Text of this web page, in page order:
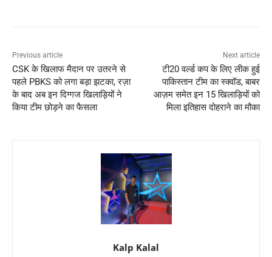
Previous article
CSK के खिलाफ मैदान पर उतरने से
पहले PBKS को लगा बड़ा झटका, रज़ा
के बाद अब इन दिग्गज खिलाड़ियों ने
किया टीम छोड़ने का फैसला
Next article
टी20 वर्ल्ड कप के लिए लीक हुई
पाकिस्तान टीम का स्क्वॉड, बाबर
आज़म समेत इन 15 खिलाड़ियों को
मिला इतिहास दोहराने का मौका
Kalp Kalal